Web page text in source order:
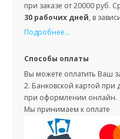
при заказе от 20000 руб.
30 рабочих дней, в
Подробнее...
Способы оплаты
Вы можете оплатить Ваш
2. Банковской картой при
при оформлении онлайн.
Мы принимаем к оплате